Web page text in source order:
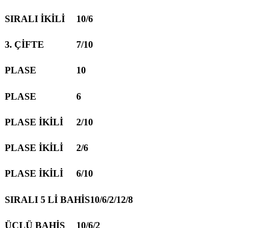
SIRALI İKİLİ 10/6
3. ÇİFTE 7/10
PLASE 10
PLASE 6
PLASE İKİLİ 2/10
PLASE İKİLİ 2/6
PLASE İKİLİ 6/10
SIRALI 5 Lİ BAHİS10/6/2/12/8
ÜÇLÜ BAHİS 10/6/2